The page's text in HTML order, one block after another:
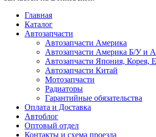
Главная
Каталог
Автозапчасти
Автозапчасти Америка
Автозапчасти Америка Б/У и
Автозапчасти Япония, Корея,
Автозапчасти Китай
Мотозапчасти
Радиаторы
Гарантийные обязательства
Оплата и Доставка
Автоблог
Оптовый отдел
Контакты и схема проезда